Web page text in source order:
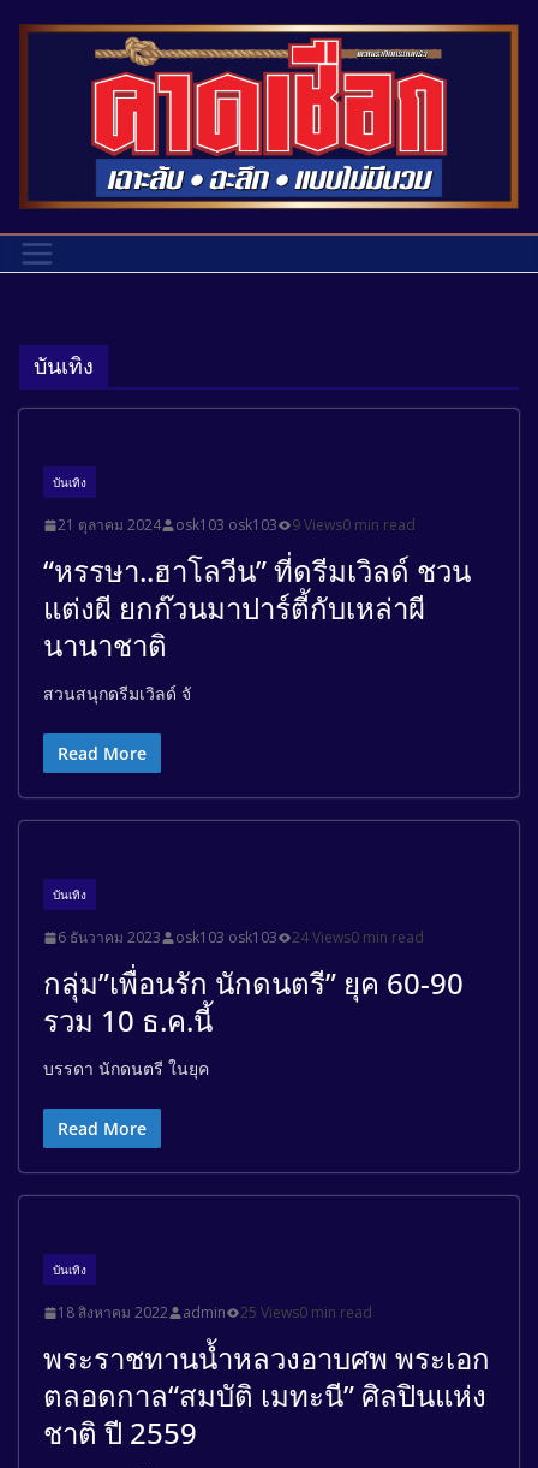
บันเทิง
บันเทิง
21 ตุลาคม 2024 osk103 osk103 9 Views0 min read
“หรรษา..ฮาโลวีน” ที่ดรีมเวิลด์ ชวน
แต่งผี ยกก๊วนมาปาร์ตี้กับเหล่าผี
นานาชาติ
สวนสนุกดรีมเวิลด์ จั
Read More
บันเทิง
6 ธันวาคม 2023 osk103 osk103 24 Views0 min read
กลุ่ม”เพื่อนรัก นักดนตรี” ยุค 60-90
รวม 10 ธ.ค.นี้
บรรดา นักดนตรี ในยุค
Read More
บันเทิง
18 สิงหาคม 2022 admin 25 Views0 min read
พระราชทานน้ำหลวงอาบศพ พระเอก
ตลอดกาล“สมบัติ เมทะนี” ศิลปินแห่ง
ชาติ ปี 2559